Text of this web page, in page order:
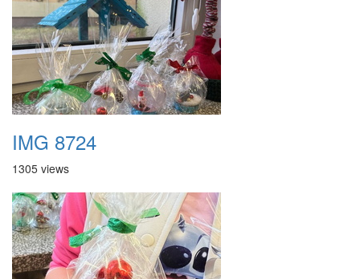
IMG 8724
1305 views